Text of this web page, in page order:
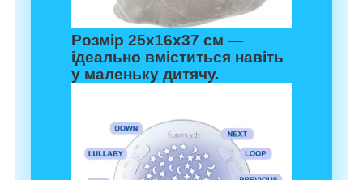
Розмір 25х16х37 см —
ідеально вміститься навіть
у маленьку дитячу.